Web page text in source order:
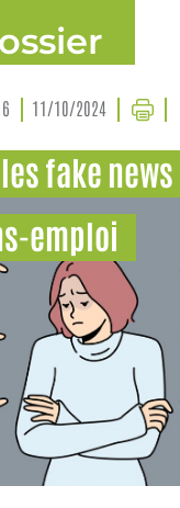
11/10/2024
fake
emploi